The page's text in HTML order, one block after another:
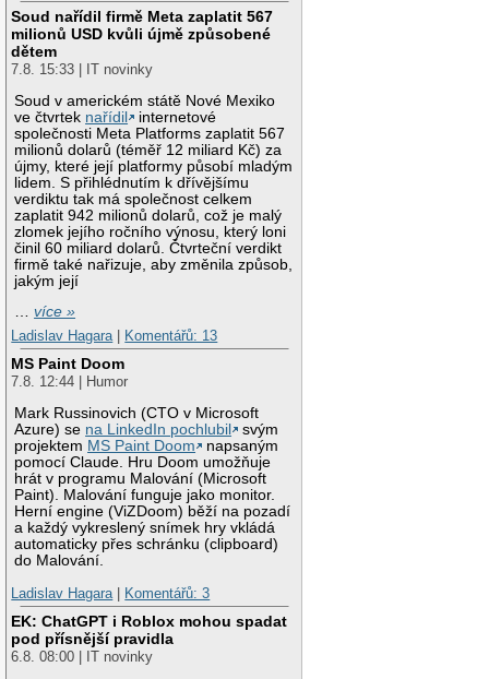
Soud nařídil firmě Meta zaplatit 567
milionů USD kvůli újmě způsobené
dětem
7.8. 15:33 | IT novinky
Soud v americkém státě Nové Mexiko
ve čtvrtek nařídil
internetové
společnosti Meta Platforms zaplatit 567
milionů dolarů (téměř 12 miliard Kč) za
újmy, které její platformy působí mladým
lidem. S přihlédnutím k dřívějšímu
verdiktu tak má společnost celkem
zaplatit 942 milionů dolarů, což je malý
zlomek jejího ročního výnosu, který loni
činil 60 miliard dolarů. Čtvrteční verdikt
firmě také nařizuje, aby změnila způsob,
jakým její
…více »
Ladislav Hagara
Komentářů: 13
MS Paint Doom
7.8. 12:44 | Humor
Mark Russinovich (CTO v Microsoft
Azure) se na LinkedIn pochlubil
svým
projektem MS Paint Doom
napsaným
pomocí Claude. Hru Doom umožňuje
hrát v programu Malování (Microsoft
Paint). Malování funguje jako monitor.
Herní engine (ViZDoom) běží na pozadí
a každý vykreslený snímek hry vkládá
automaticky přes schránku (clipboard)
do Malování.
Ladislav Hagara
Komentářů: 3
EK: ChatGPT i Roblox mohou spadat
pod přísnější pravidla
6.8. 08:00 | IT novinky